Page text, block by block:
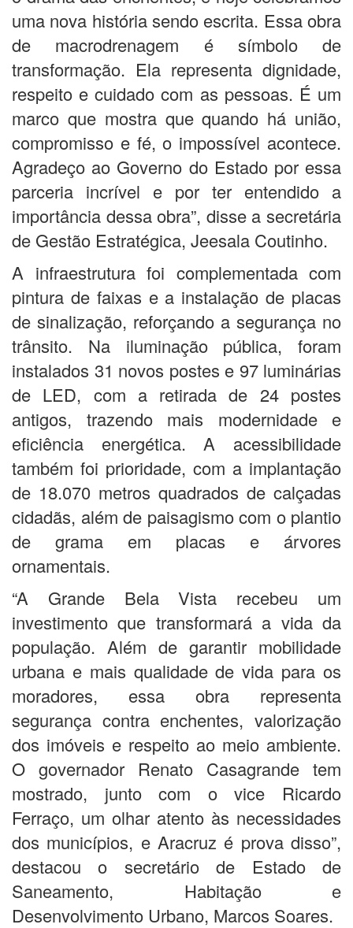
uma nova história sendo escrita. Essa obra
de macrodrenagem é símbolo de
transformação. Ela representa dignidade,
respeito e cuidado com as pessoas. É um
marco que mostra que quando há união,
compromisso e fé, o impossível acontece.
Agradeço ao Governo do Estado por essa
parceria incrível e por ter entendido a
importância dessa obra”, disse a secretária
de Gestão Estratégica, Jeesala Coutinho.
A infraestrutura foi complementada com
pintura de faixas e a instalação de placas
de sinalização, reforçando a segurança no
trânsito. Na iluminação pública, foram
instalados 31 novos postes e 97 luminárias
de LED, com a retirada de 24 postes
antigos, trazendo mais modernidade e
eficiência energética. A acessibilidade
também foi prioridade, com a implantação
de 18.070 metros quadrados de calçadas
cidadãs, além de paisagismo com o plantio
de grama em placas e árvores
ornamentais.
“A Grande Bela Vista recebeu um
investimento que transformará a vida da
população. Além de garantir mobilidade
urbana e mais qualidade de vida para os
moradores, essa obra representa
segurança contra enchentes, valorização
dos imóveis e respeito ao meio ambiente.
O governador Renato Casagrande tem
mostrado, junto com o vice Ricardo
Ferraço, um olhar atento às necessidades
dos municípios, e Aracruz é prova disso”,
destacou o secretário de Estado de
Saneamento, Habitação e
Desenvolvimento Urbano, Marcos Soares.